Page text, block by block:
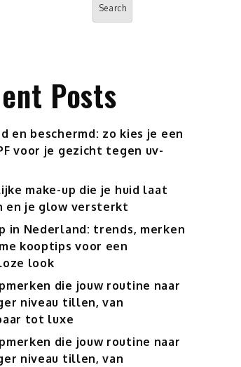
Search
Posts
en beschermd: zo kies je een
voor je gezicht tegen uv-
make-up die je huid laat
en je glow versterkt
in Nederland: trends, merken
kooptips voor een
look
die jouw routine naar
niveau tillen, van
tot luxe
die jouw routine naar
niveau tillen, van